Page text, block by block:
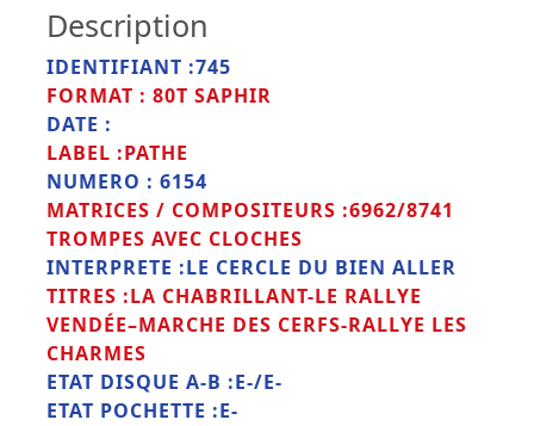
Description
IDENTIFIANT :745
FORMAT : 80T SAPHIR
DATE :
LABEL :PATHE
NUMERO : 6154
MATRICES / COMPOSITEURS :6962/8741
TROMPES AVEC CLOCHES
INTERPRETE :LE CERCLE DU BIEN ALLER
TITRES :LA CHABRILLANT-LE RALLYE
VENDÉE–MARCHE DES CERFS-RALLYE LES
CHARMES
ETAT DISQUE A-B :E-/E-
ETAT POCHETTE :E-